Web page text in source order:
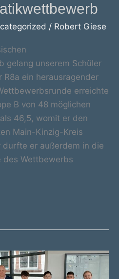
/ Robert Giese
gelang unserem Schüler
R8a ein herausragender
erreichte
B von 48 möglichen
46,5, womit er den
Main-Kinzig-Kreis
durfte er außerdem in die
des Wettbewerbs